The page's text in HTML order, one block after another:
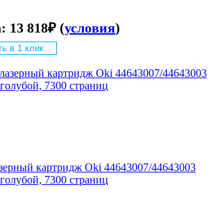
13 818₽ (условия)
в 1 клик
картридж Oki 44643007/44643003
7300 страниц